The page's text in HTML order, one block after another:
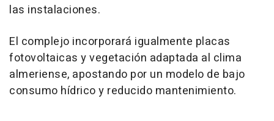
las instalaciones.
El complejo incorporará igualmente placas
fotovoltaicas y vegetación adaptada al clima
almeriense, apostando por un modelo de bajo
consumo hídrico y reducido mantenimiento.